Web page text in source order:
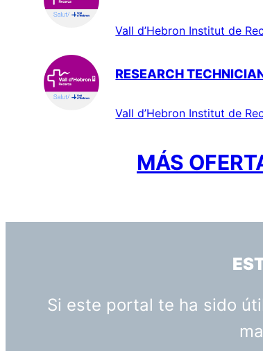
Vall d’Hebron Institut de
RESEARCH
Vall d’Hebron Institut de
MÁS
Si este portal te ha sido